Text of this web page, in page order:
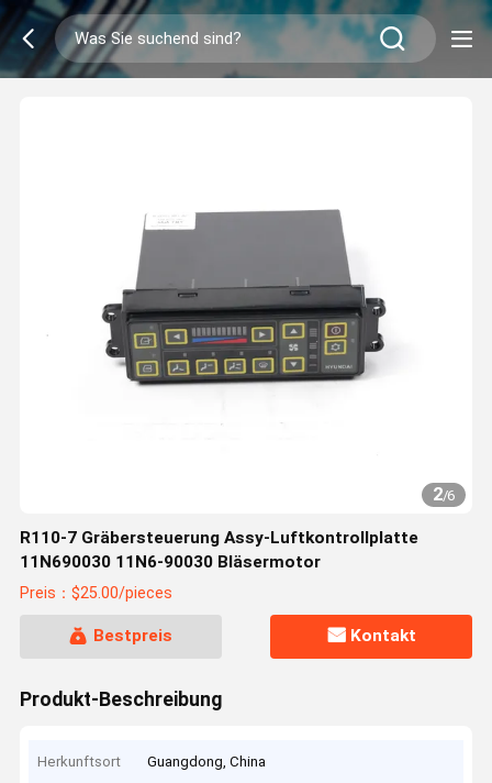
2/6
R110-7 Gräbersteuerung Assy-Luftkontrollplatte
11N690030 11N6-90030 Bläsermotor
Preis：$25.00/pieces
Bestpreis Kontakt
Produkt-Beschreibung
Herkunftsort Guangdong, China